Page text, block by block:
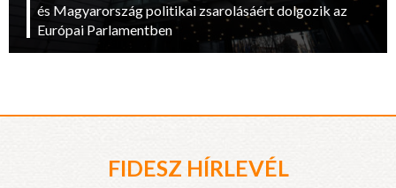
és Magyarország politikai zsarolásáért dolgozik az
Európai Parlamentben
FIDESZ HÍRLEVÉL